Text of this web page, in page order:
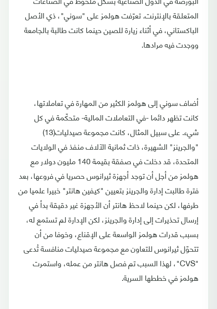
المتعلقة بالإنترنت. تعرّفت هولمز على "سوني"، ذي الأصل
الباكستاني، في أثناء زيارة للصين حينما كانت طالبة بالجامعة
ووجدت فيه مرادها.
أضاف سوني إلى هولمز الكثير من المهارة في تعاملاتها،
كانت تظهر دائما -في التعاملات المالية- متحكّمة في كل
شيء. على سبيل المثال، كانت مجموعة صيدليات(13)
"والجرينز" الشهيرة، ذات ثمانية الآلاف منفذ في الولايات
المتحدة، قد دخلت في صفقة بقيمة 140 مليون دولار مع
هولمز من أجل أن توجد أجهزة ثيرانوس حصريا في فروعها، بعد
فترة طالبت إدارة والجرينز بتعيين "كيفين هانتر" خبيرا علميا من
طرفها، لكن حينما لاحظ هانتر أن الأجهزة غير دقيقة بدأ في
إرسال تحذيرات إلى إدارة والجرينز، لكن الإدارة لم تستمع له،
بسبب قدرات هولمز الواسعة على الإقناع، وخوفا من أن
تتحوّل ثيرانوس للتعاون مع مجموعة صيدليات منافسة تُدعى
"CVS"، لهذا السبب تم فصل هانتر من عمله، واستمرت
هولمز في خططها السرية.